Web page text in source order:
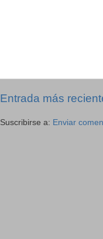
Entrada más
Suscribirse a: Enviar